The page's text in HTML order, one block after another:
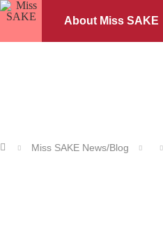
About Miss SAKE
ホーム Miss SAKE News/Blog